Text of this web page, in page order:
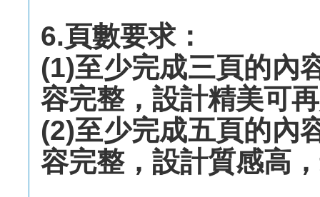
6.頁數要求：
(1)至少完成三頁的內
容完整，設計精美可
(2)至少完成五頁的內
容完整，設計質感高